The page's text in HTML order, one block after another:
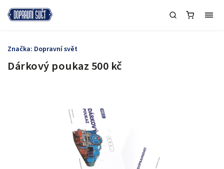
Dárkový poukaz 500 kč
Značka: Dopravní svět